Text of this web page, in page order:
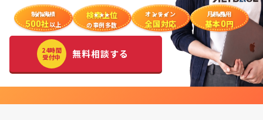
制作実績
500社以上
検索上位
の事例多数
オンライン
全国対応
月額費用
基本0円
24時間
受付中
無料相談する